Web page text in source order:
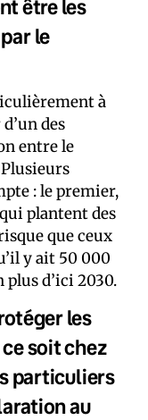
être les
le
à
des
entre le
: le premier,
plantent des
que ceux
y ait 50 000
d’ici 2030.
les
soit chez
particuliers
au